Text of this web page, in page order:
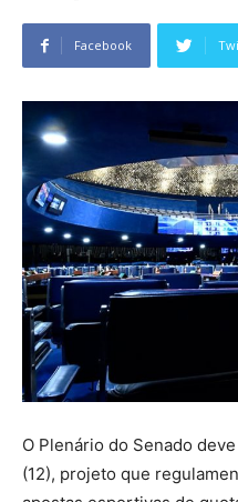
Facebook
O Plenário do Senado
(12), projeto que